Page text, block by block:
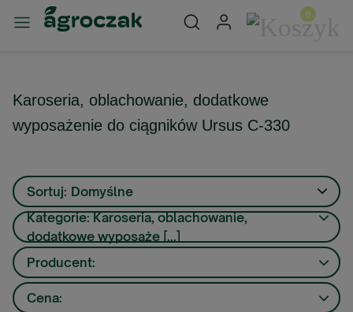
Karoseria, oblachowanie, dodatkowe
wyposażenie do ciągników Ursus C-330
Sortuj: Domyślne
Kategorie: Karoseria, oblachowanie,
dodatkowe wyposaże [...]
Producent:
Cena: